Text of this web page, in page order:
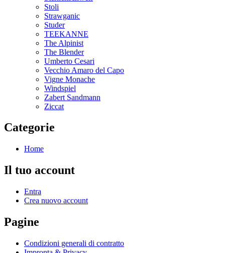
Stoli
Strawganic
Studer
TEEKANNE
The Alpinist
The Blender
Umberto Cesari
Vecchio Amaro del Capo
Vigne Monache
Windspiel
Zabert Sandmann
Ziccat
Categorie
Home
Il tuo account
Entra
Crea nuovo account
Pagine
Condizioni generali di contratto